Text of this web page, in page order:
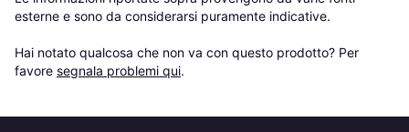
esterne e sono da considerarsi puramente indicative.
Hai notato qualcosa che non va con questo prodotto? Per
favore segnala problemi qui.